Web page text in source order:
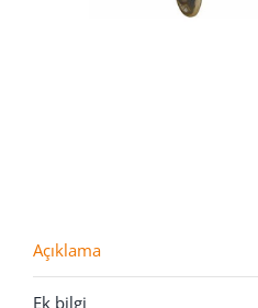
Açıklama
Ek bilgi